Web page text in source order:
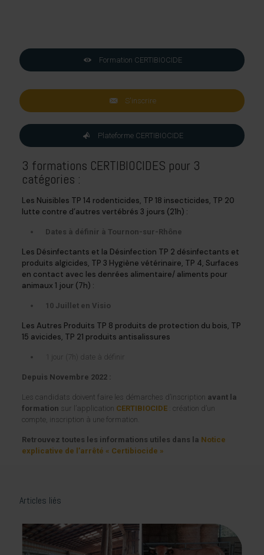
Formation CERTIBIOCIDE
S'inscrire
Plateforme CERTIBIOCIDE
3 formations CERTIBIOCIDES pour 3
catégories :
Les Nuisibles TP 14 rodenticides, TP 18 insecticides, TP 20
lutte contre d’autres vertébrés 3 jours (21h) :
Dates à définir à Tournon-sur-Rhône
Les Désinfectants et la Désinfection TP 2 désinfectants et
produits algicides, TP 3 Hygiène vétérinaire, TP 4, Surfaces
en contact avec les denrées alimentaire/ aliments pour
animaux 1 jour (7h) :
10 Juillet en Visio
Les Autres Produits TP 8 produits de protection du bois, TP
15 avicides, TP 21 produits antisalissures
1 jour (7h) date à définir
Depuis Novembre 2022 :
Les candidats doivent faire les démarches d’inscription avant la
formation sur l’application CERTIBIOCIDE
: création d’un
compte, inscription à une formation.
Retrouvez toutes les informations utiles dans la Notice
explicative de l’arrêté « Certibiocide »
Articles liés